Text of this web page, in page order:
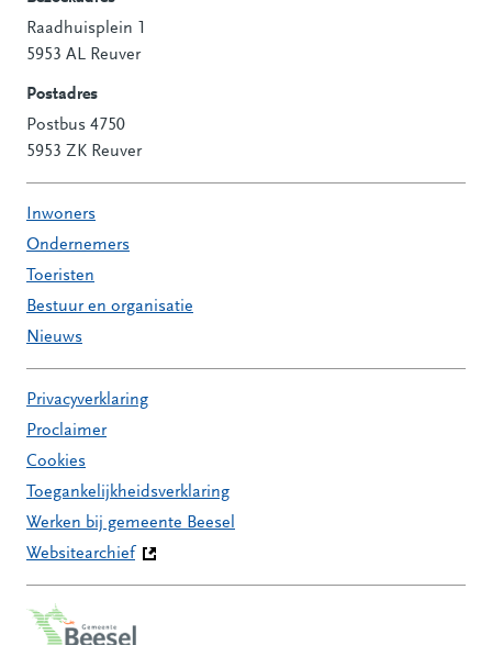
Contactinformatie
Raadhuisplein 1
5953 AL Reuver
Postadres
Postbus 4750
5953 ZK Reuver
Inwoners
Ondernemers
Toeristen
Bestuur en organisatie
Nieuws
Privacyverklaring
Proclaimer
Cookies
Toegankelijkheidsverklaring
Werken bij gemeente Beesel
Websitearchief